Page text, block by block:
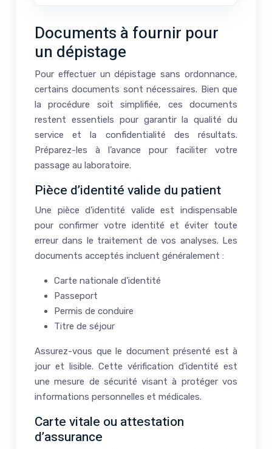
Documents à fournir pour
un dépistage
Pour effectuer un dépistage sans ordonnance,
certains documents sont nécessaires. Bien que
la procédure soit simplifiée, ces documents
restent essentiels pour garantir la qualité du
service et la confidentialité des résultats.
Préparez-les à l’avance pour faciliter votre
passage au laboratoire.
Pièce d’identité valide du patient
Une pièce d’identité valide est indispensable
pour confirmer votre identité et éviter toute
erreur dans le traitement de vos analyses. Les
documents acceptés incluent généralement :
Carte nationale d’identité
Passeport
Permis de conduire
Titre de séjour
Assurez-vous que le document présenté est à
jour et lisible. Cette vérification d’identité est
une mesure de sécurité visant à protéger vos
informations personnelles et médicales.
Carte vitale ou attestation
d’assurance